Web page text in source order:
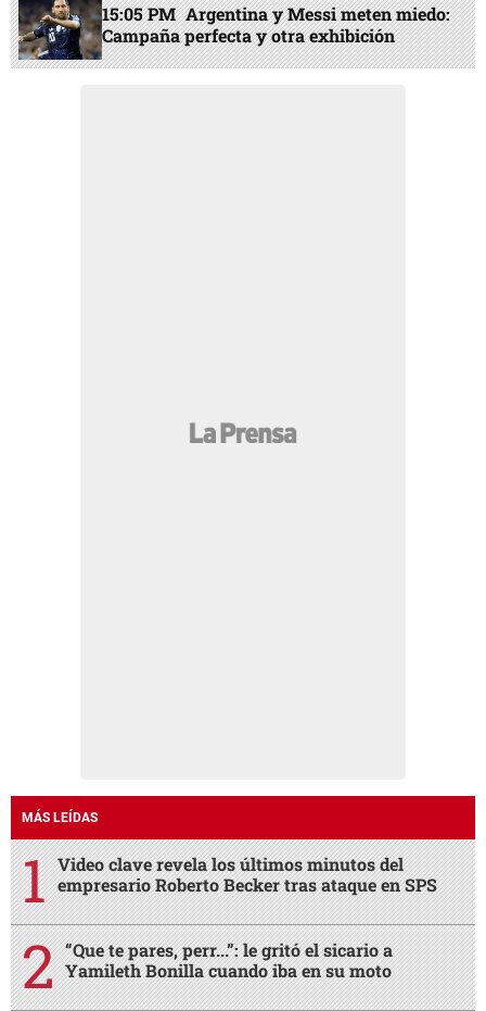
15:05 PM Argentina y Messi meten miedo:
Campaña perfecta y otra exhibición
MÁS LEÍDAS
Video clave revela los últimos minutos del
empresario Roberto Becker tras ataque en SPS
“Que te pares, perr...”: le gritó el sicario a
Yamileth Bonilla cuando iba en su moto